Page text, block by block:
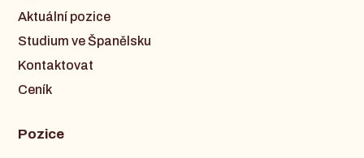
Aktuální pozice
Studium ve Španělsku
Kontaktovat
Ceník
Pozice